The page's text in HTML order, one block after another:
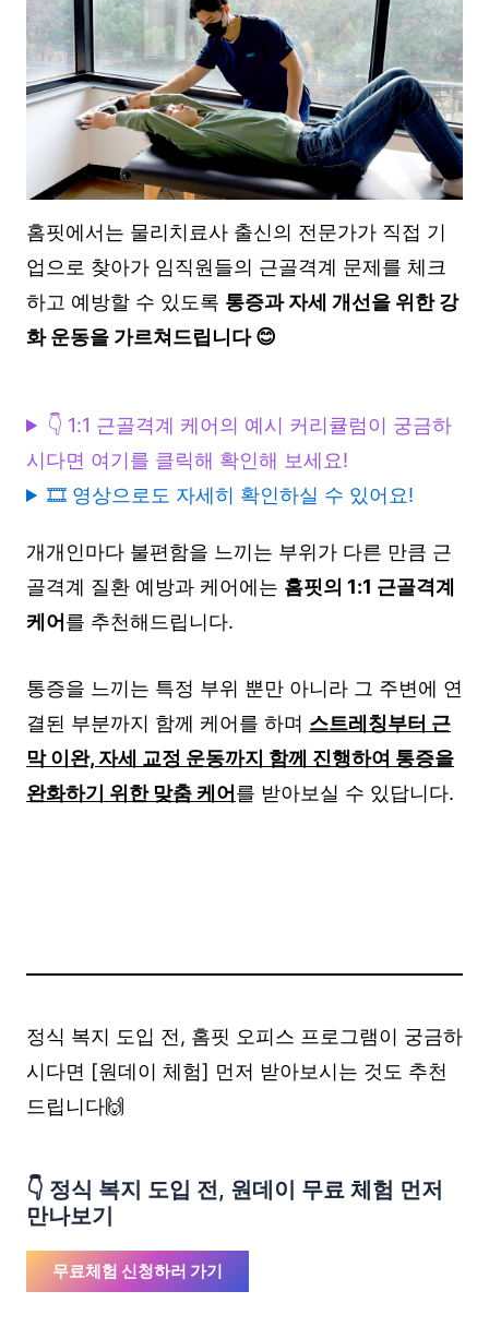
홈핏에서는 물리치료사 출신의 전문가가 직접 기
업으로 찾아가 임직원들의 근골격계 문제를 체크
하고 예방할 수 있도록 통증과 자세 개선을 위한 강
화 운동을 가르쳐드립니다 😊
👇 1:1 근골격계 케어의 예시 커리큘럼이 궁금하
시다면 여기를 클릭해 확인해 보세요!
🎞️ 영상으로도 자세히 확인하실 수 있어요!
개개인마다 불편함을 느끼는 부위가 다른 만큼 근
골격계 질환 예방과 케어에는 홈핏의 1:1 근골격계
케어 를 추천해드립니다.
통증을 느끼는 특정 부위 뿐만 아니라 그 주변에 연
결된 부분까지 함께 케어를 하며 스트레칭부터 근
막 이완, 자세 교정 운동까지 함께 진행하여 통증을
완화하기 위한 맞춤 케어를 받아보실 수 있답니다.
정식 복지 도입 전, 홈핏 오피스 프로그램이 궁금하
시다면 [원데이 체험] 먼저 받아보시는 것도 추천
드립니다🙌
👇 정식 복지 도입 전, 원데이 무료 체험 먼저
만나보기
무료체험 신청하러 가기